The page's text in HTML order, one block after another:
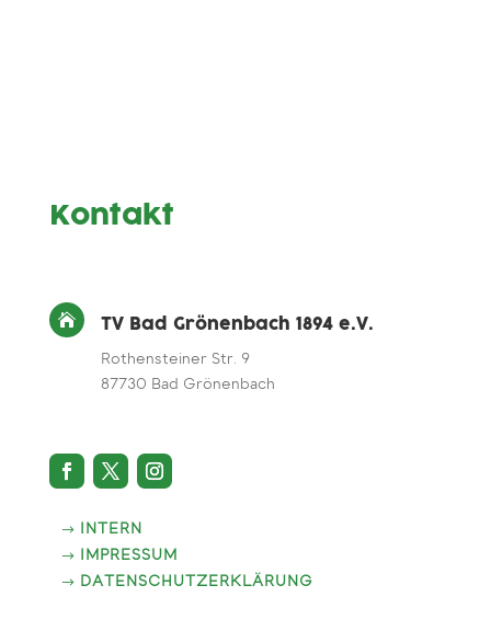
Kontakt
 TV Bad Grönenbach 1894 e.V.
Rothensteiner Str. 9
87730 Bad Grönenbach
INTERN
IMPRESSUM
DATENSCHUTZERKLÄRUNG